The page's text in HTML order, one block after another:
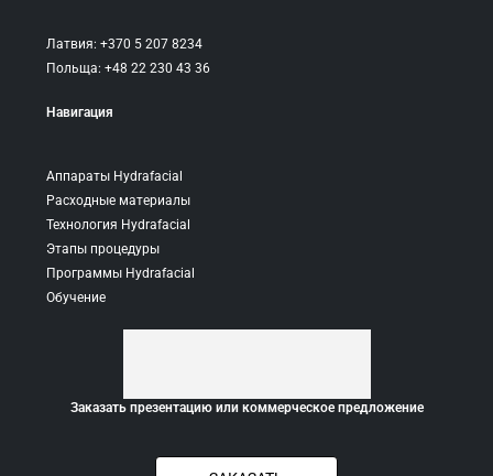
Латвия: +370 5 207 8234
Польща: +48 22 230 43 36
Навигация
Аппараты Hydrafacial
Расходные материалы
Технология Hydrafacial
Этапы процедуры
Программы Hydrafacial
Обучение
Заказать презентацию или коммерческое предложение